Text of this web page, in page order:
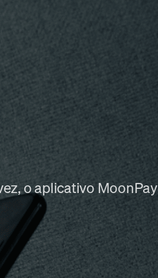
o aplicativo MoonPay